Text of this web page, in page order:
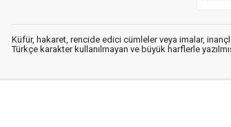
Küfür, hakaret, rencide edici cümleler veya imalar,
Türkçe karakter kullanılmayan ve büyük harflerle